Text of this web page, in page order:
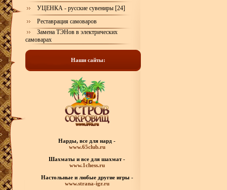
УЦЕНКА - русские сувениры [24]
Реставрация самоваров
Замена ТЭНов в электрических
самоварах
Наши сайты:
Нарды, все для нард -
www.65club.ru
Шахматы и все для шахмат -
www.1chess.ru
Настольные и любые другие игры -
www.strana-igr.ru